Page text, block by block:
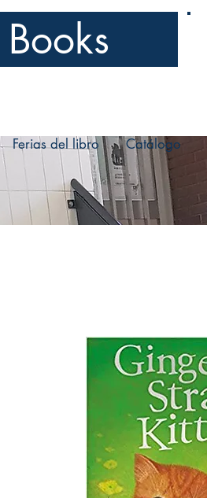
Ferias del libro Catálogo